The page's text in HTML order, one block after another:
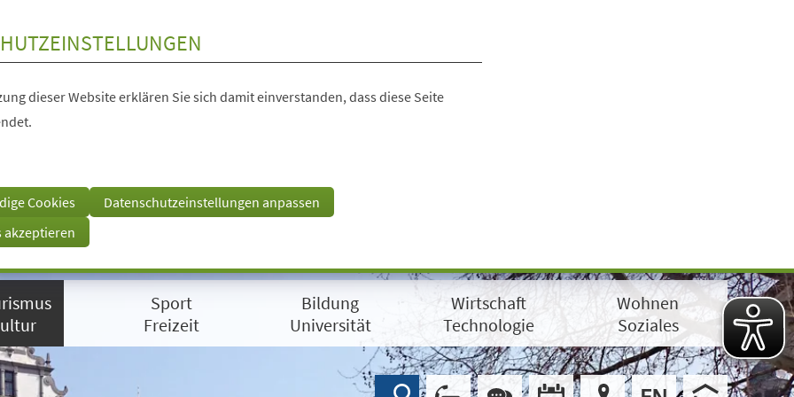
dieser Website erklären Sie sich damit einverstanden, dass diese Seite
Cookies
Datenschutzeinstellungen anpassen
akzeptieren
Sport
Freizeit
Bildung
Universität
Wirtschaft
Technologie
Wohnen
Soziales